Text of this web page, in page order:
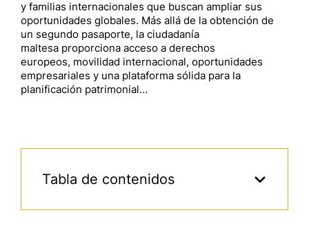
y familias internacionales que buscan ampliar sus
oportunidades globales. Más allá de la obtención de
un segundo pasaporte, la ciudadanía
maltesa proporciona acceso a derechos
europeos, movilidad internacional, oportunidades
empresariales y una plataforma sólida para la
planificación patrimonial…
Tabla de contenidos